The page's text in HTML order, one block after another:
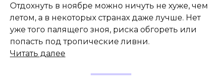
Отдохнуть в ноябре можно ничуть не хуже, чем
летом, а в некоторых странах даже лучше. Нет
уже того палящего зноя, риска обгореть или
попасть под тропические ливни.
Читать далее